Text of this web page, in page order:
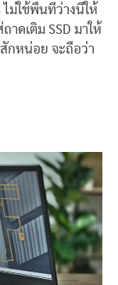
ไม่ใช้พื้นที่ว่างนี้ให้
าดเติม SSD มาให้
กหน่อย จะถือว่า